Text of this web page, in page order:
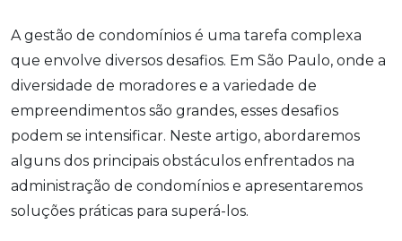
A gestão de condomínios é uma tarefa complexa
que envolve diversos desafios. Em São Paulo, onde a
diversidade de moradores e a variedade de
empreendimentos são grandes, esses desafios
podem se intensificar. Neste artigo, abordaremos
alguns dos principais obstáculos enfrentados na
administração de condomínios e apresentaremos
soluções práticas para superá-los.